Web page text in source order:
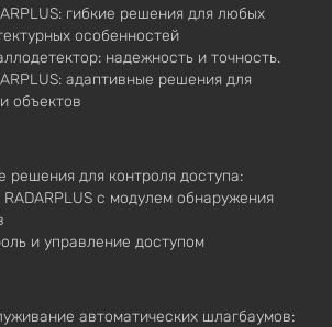
гибкие решения для любых
особенностей
надежность и точность.
адаптивные решения для
объектов
решения для контроля доступа:
с модулем обнаружения
и управление доступом
автоматических шлагбаумов: